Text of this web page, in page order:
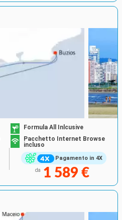
Pagamento in 4X
Formula All Inlcusive
Pacchetto Internet Browse
incluso
da 1 589 €